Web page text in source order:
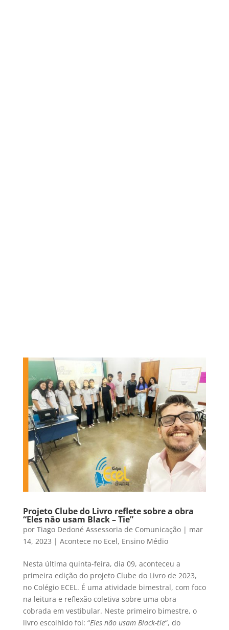
Projeto Clube do Livro reflete sobre a obra
“Eles não usam Black – Tie”
por Tiago Dedoné Assessoria de Comunicação| mar
14, 2023 | Acontece no Ecel, Ensino Médio
Nesta última quinta-feira, dia 09, aconteceu a
primeira edição do projeto Clube do Livro de 2023,
no Colégio ECEL. É uma atividade bimestral, com foco
na leitura e reflexão coletiva sobre uma obra
cobrada em vestibular. Neste primeiro bimestre, o
livro escolhido foi: “Eles não usam Black-tie“, do